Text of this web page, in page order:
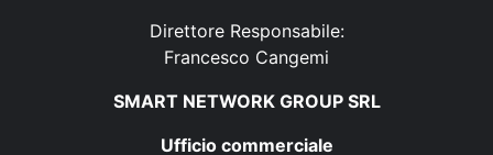
Direttore Responsabile:
Francesco Cangemi
SMART NETWORK GROUP SRL
Ufficio commerciale